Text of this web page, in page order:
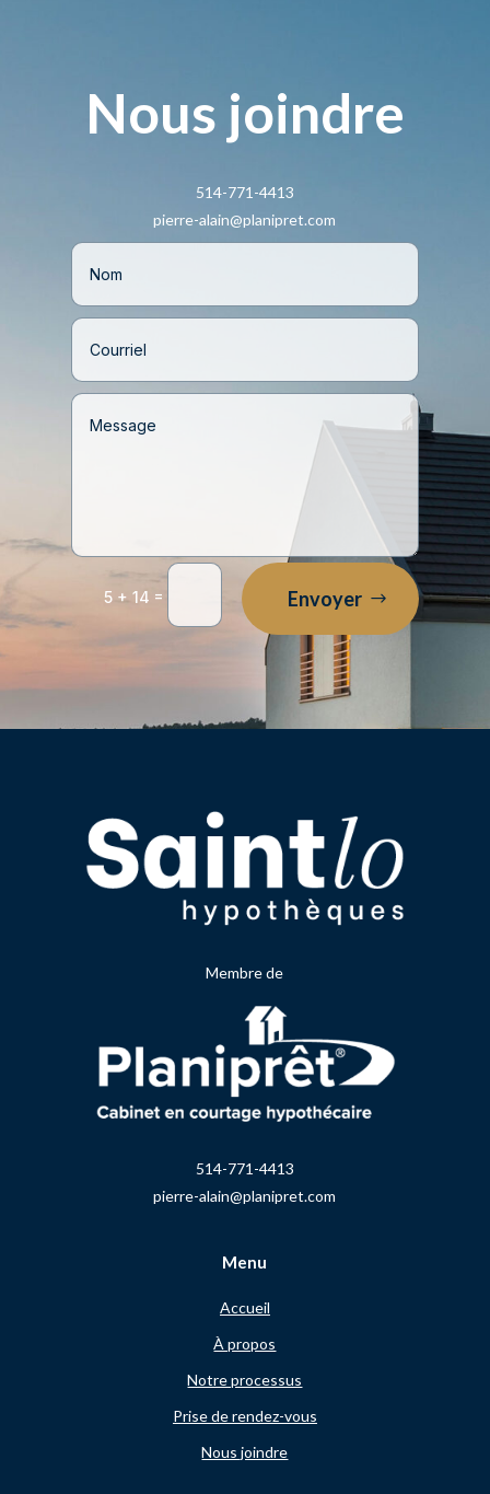
Nous joindre
514-771-4413
pierre-alain@planipret.com
5 + 14 = Envoyer
Membre de
514-771-4413
pierre-alain@planipret.com
Menu
Accueil
À propos
Notre processus
Prise de rendez-vous
Nous joindre